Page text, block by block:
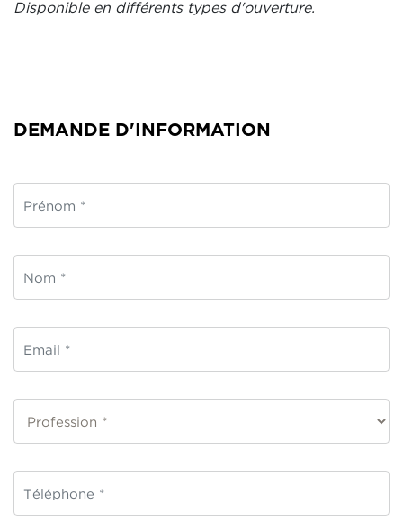
Disponible en différents types d'ouverture.
DEMANDE D'INFORMATION